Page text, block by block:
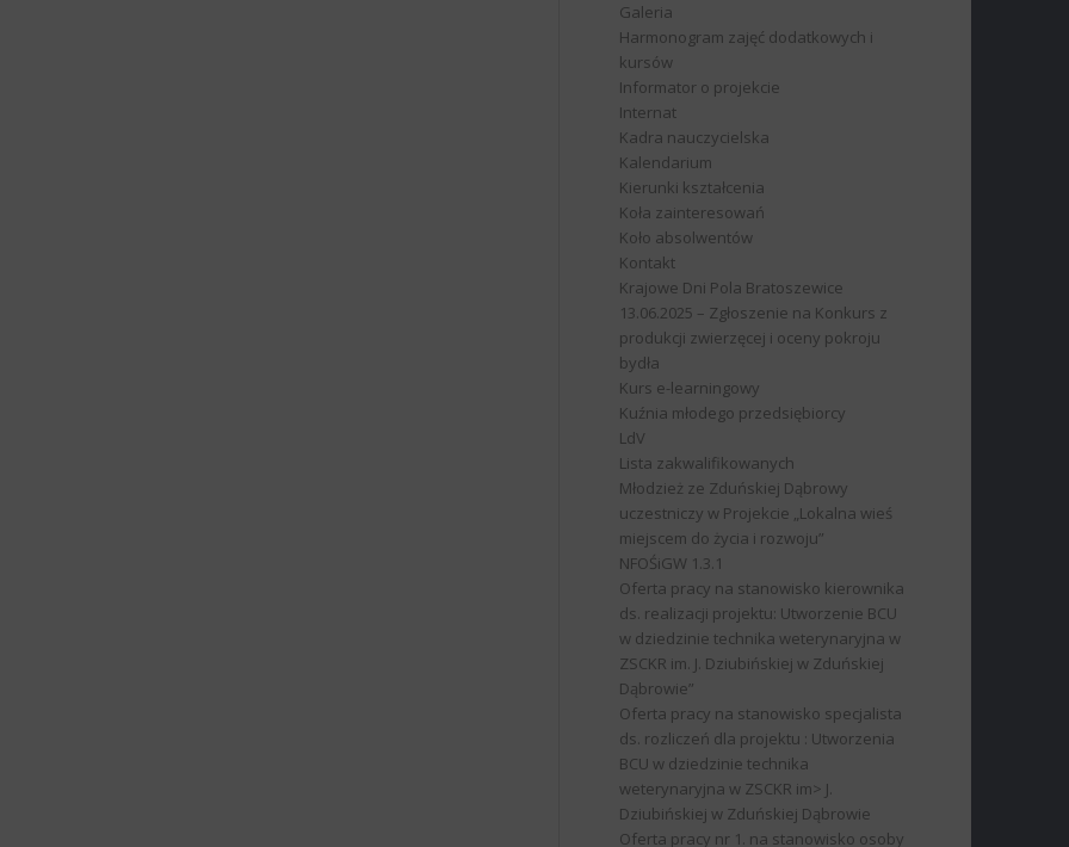
Galeria
Harmonogram zajęć dodatkowych i
kursów
Informator o projekcie
Internat
Kadra nauczycielska
Kalendarium
Kierunki kształcenia
Koła zainteresowań
Koło absolwentów
Kontakt
Krajowe Dni Pola Bratoszewice
13.06.2025 – Zgłoszenie na Konkurs z
produkcji zwierzęcej i oceny pokroju
bydła
Kurs e-learningowy
Kuźnia młodego przedsiębiorcy
LdV
Lista zakwalifikowanych
Młodzież ze Zduńskiej Dąbrowy
uczestniczy w Projekcie „Lokalna wieś
miejscem do życia i rozwoju”
NFOŚiGW 1.3.1
Oferta pracy na stanowisko kierownika
ds. realizacji projektu: Utworzenie BCU
w dziedzinie technika weterynaryjna w
ZSCKR im. J. Dziubińskiej w Zduńskiej
Dąbrowie”
Oferta pracy na stanowisko specjalista
ds. rozliczeń dla projektu : Utworzenia
BCU w dziedzinie technika
weterynaryjna w ZSCKR im> J.
Dziubińskiej w Zduńskiej Dąbrowie
Oferta pracy nr 1. na stanowisko osoby